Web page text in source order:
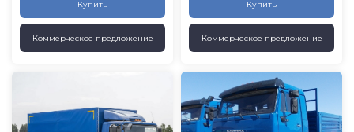
Купить
Коммерческое предложение
Купить
Коммерческое предложение